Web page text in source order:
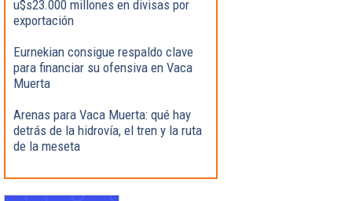
u$s23.000 millones en divisas por
exportación
Eurnekian consigue respaldo clave
para financiar su ofensiva en Vaca
Muerta
Arenas para Vaca Muerta: qué hay
detrás de la hidrovía, el tren y la ruta
de la meseta